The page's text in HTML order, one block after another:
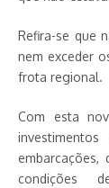
Refira-se que
nem exceder
frota regional.
Com esta
condições